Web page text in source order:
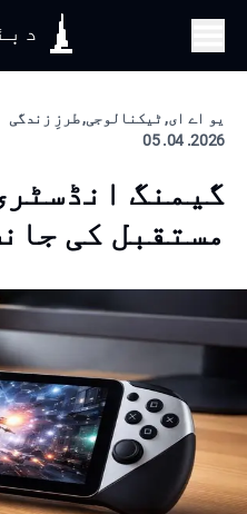
یو اے ای, ٹیکنالوجی, طرزِ زندگی
2026. 04. 05
گیمنگ
مستقبل کی